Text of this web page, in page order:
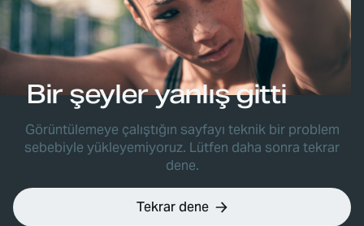
Bir şeyler yanlış gitti
Görüntülemeye çalıştığın sayfayı teknik bir problem
sebebiyle yükleyemiyoruz. Lütfen daha sonra tekrar
dene.
Tekrar dene